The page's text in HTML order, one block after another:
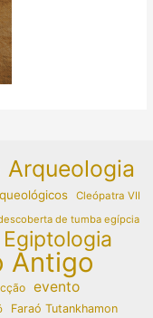
Arqueologia
Cleópatra VII
de tumba egípcia
Egiptologia
Antigo
evento
Faraó Tutankhamon